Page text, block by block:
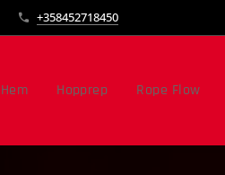
+358452718450
Hem Hopprep Rope Flow